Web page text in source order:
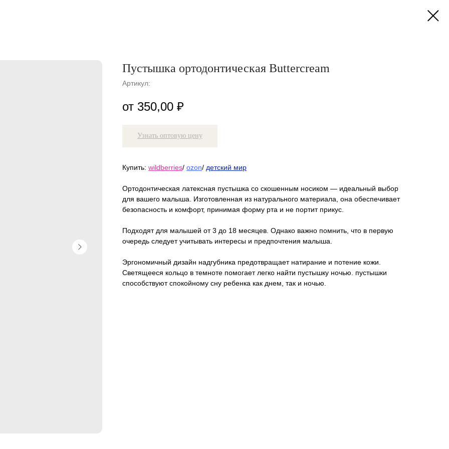
Пустышка ортодонтическая Buttercream
Артикул:
350,00 ₽
Узнать оптовую цену
Купить: wildberries/ ozon/ детский мир
Ортодонтическая латексная пустышка со скошенным носиком — идеальный выбор
для вашего малыша. Изготовленная из натурального материала, она обеспечивает
безопасность и комфорт, принимая форму рта и не портит прикус.
Подходят для малышей от 3 до 18 месяцев. Однако важно помнить, что в первую
очередь следует учитывать интересы и предпочтения малыша.
Эргономичный дизайн надгубника предотвращает натирание и потение кожи.
Светящееся кольцо в темноте помогает легко найти пустышку ночью. пустышки
способствуют спокойному сну ребенка как днем, так и ночью.